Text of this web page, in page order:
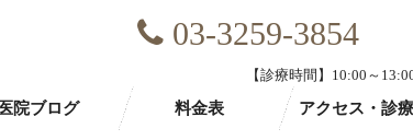
03-3259-3854
【診療時間】10:00～
医院ブログ 料金表 アクセス・診